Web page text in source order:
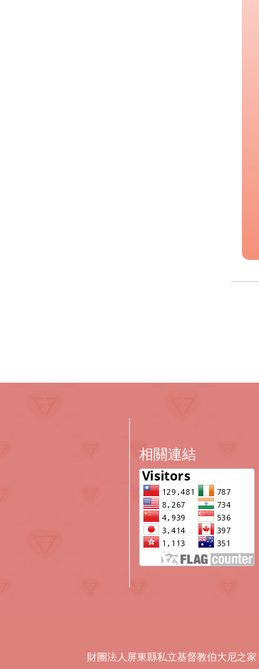
相關連結
財團法人屏東縣私立基督教伯大尼之家